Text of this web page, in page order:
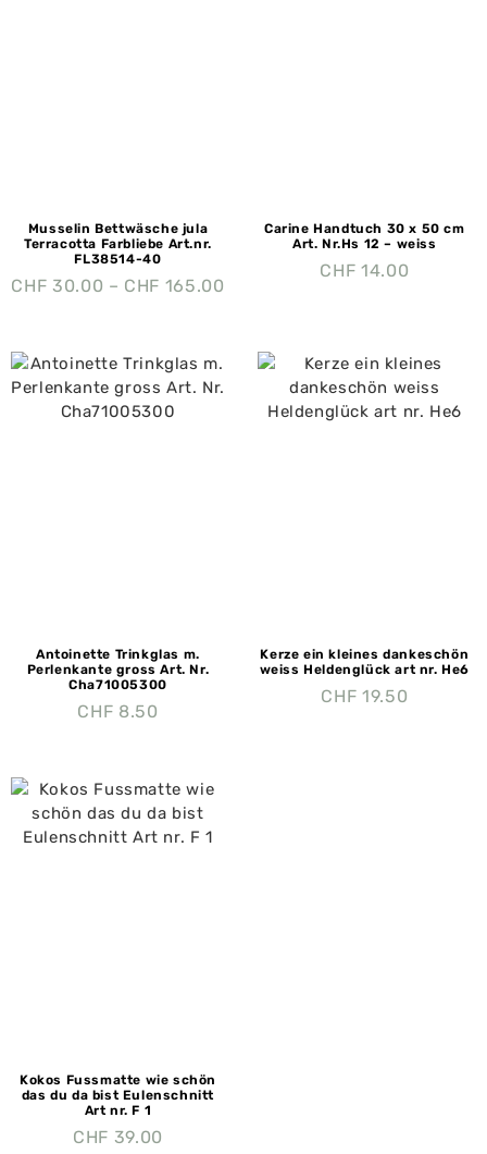
Musselin Bettwäsche jula
Terracotta Farbliebe Art.nr.
FL38514-40
CHF 30.00 – CHF 165.00
Carine Handtuch 30 x 50 cm
Art. Nr.Hs 12 – weiss
CHF 14.00
Antoinette Trinkglas m.
Perlenkante gross Art. Nr.
Cha71005300
CHF 8.50
Kerze ein kleines dankeschön
weiss Heldenglück art nr. He6
CHF 19.50
Kokos Fussmatte wie schön
das du da bist Eulenschnitt
Art nr. F 1
CHF 39.00